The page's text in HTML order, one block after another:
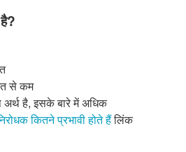
से कम
अर्थ है, इसके बारे में अधिक
कितने प्रभावी होते हैंलिंक